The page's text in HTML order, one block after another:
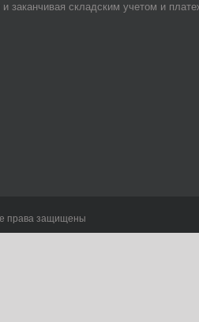
и заканчивая складским учетом и
права защищены